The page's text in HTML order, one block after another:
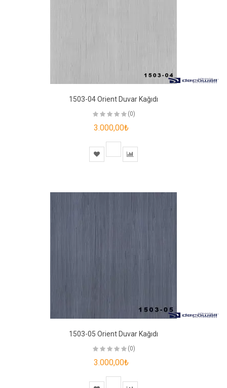
1503-04 Orient Duvar Kağıdı
(0)
3.000,00₺
1503-05 Orient Duvar Kağıdı
(0)
3.000,00₺